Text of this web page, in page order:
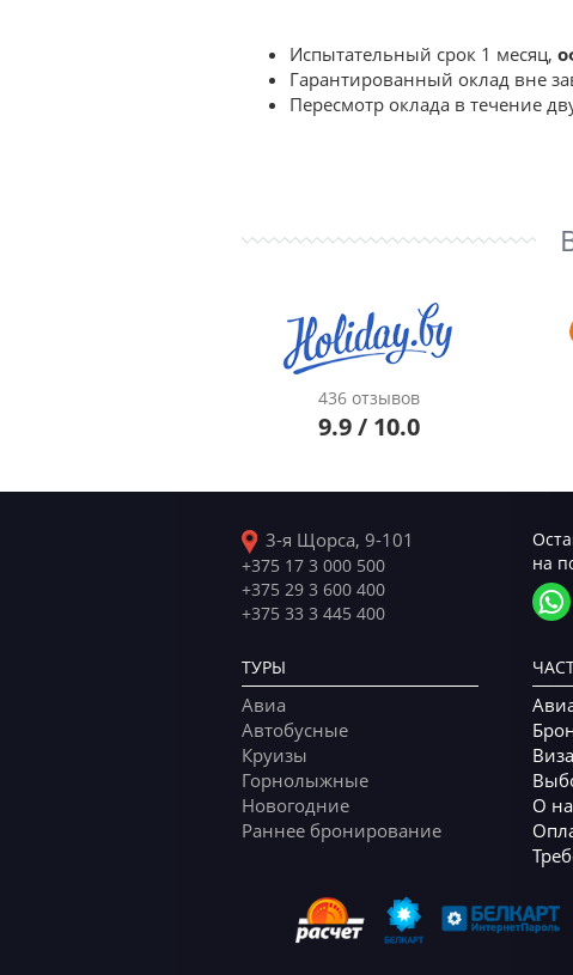
Испытательный срок 1 месяц,
Гарантированный оклад вне
Пересмотр оклада в течение
436 отзывов
9.9 / 10.0
3-я Щорса, 9-101
+375 17 3 000 500
+375 29 3 600 400
+375 33 3 445 400
на
ТУРЫ
Авиа
Автобусные
Круизы
Горнолыжные
Новогодние
Раннее бронирование
О